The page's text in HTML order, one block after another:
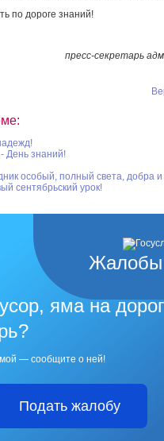
по дороге знаний!
пресс-секретарь
День знаний!
особый, полный света, добра
сентябрьский урок!
Жалобы
яма на
— сообщите о ней!
Подать жалобу